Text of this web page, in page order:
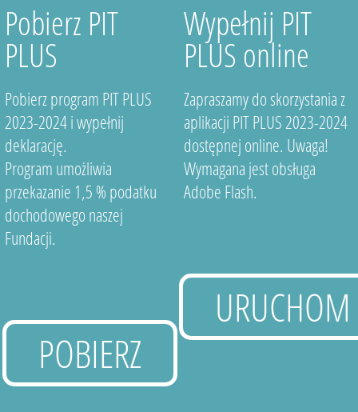
Pobierz PIT
PLUS
Pobierz program PIT PLUS
2023-2024 i wypełnij
deklarację.
Program umożliwia
przekazanie 1,5 % podatku
dochodowego naszej
Fundacji.
POBIERZ
Wypełnij PIT
PLUS online
Zapraszamy do skorzystania z
aplikacji PIT PLUS 2023-2024
dostępnej online. Uwaga!
Wymagana jest obsługa
Adobe Flash.
URUCHOM